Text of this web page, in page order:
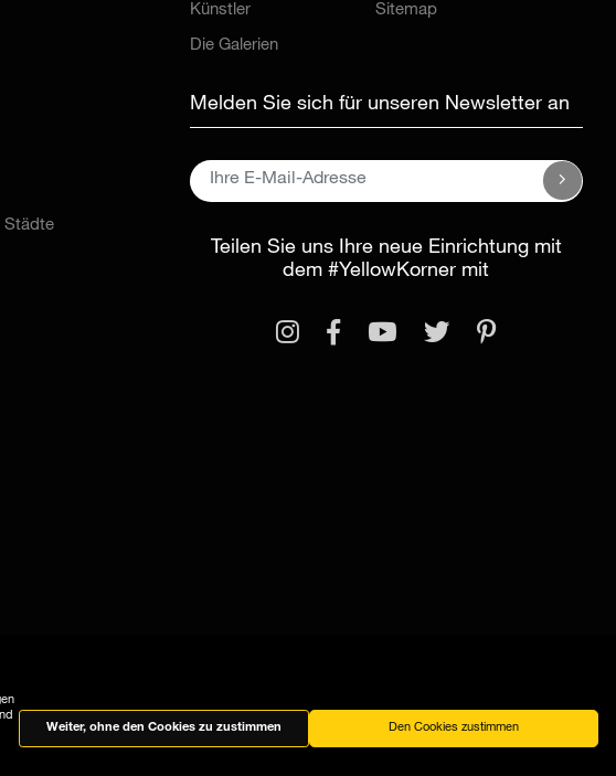
Städte
Künstler
Die Galerien
Sitemap
Melden Sie sich für unseren Newsletter an
Teilen Sie uns Ihre neue Einrichtung mit
dem#YellowKorner mit
Weiter, ohne den Cookies zu zustimmen Den Cookies zustimmen